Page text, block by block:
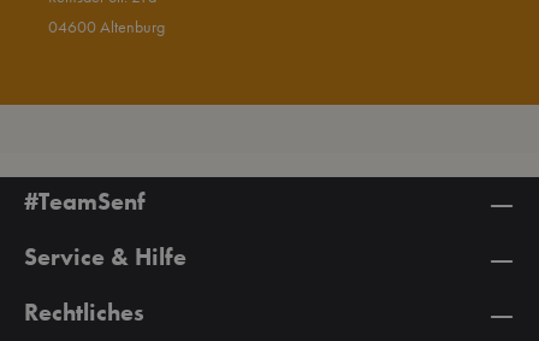
04600 Altenburg
#TeamSenf
Service & Hilfe
Rechtliches